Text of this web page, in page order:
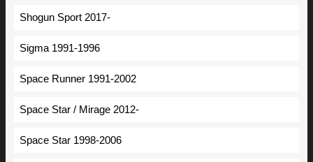
Shogun Sport 2017-
Sigma 1991-1996
Space Runner 1991-2002
Space Star / Mirage 2012-
Space Star 1998-2006